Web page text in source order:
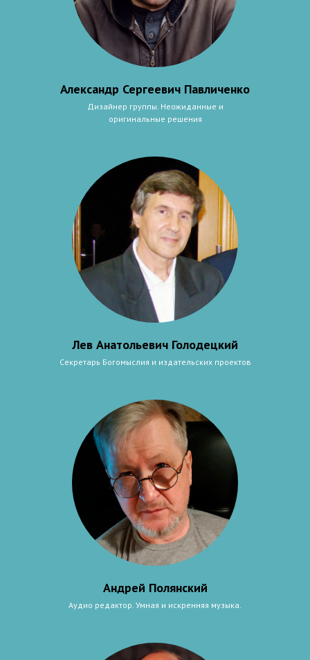
Александр Сергеевич Павличенко
Дизайнер группы. Неожиданные и
оригинальные решения
Лев Анатольевич Голодецкий
Секретарь Богомыслия и издательских проектов
Андрей Полянский
Аудио редактор. Умная и искренняя музыка.